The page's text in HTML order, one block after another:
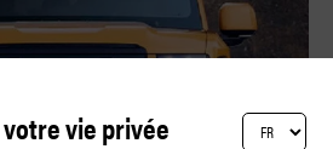
vie privée